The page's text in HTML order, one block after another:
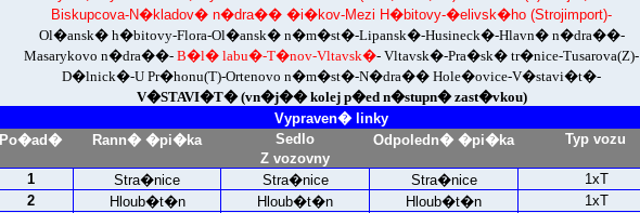
Biskupcova-N�kladov� n�dra�� �i�kov-Mezi H�bitovy-�elivsk�ho (Strojimport)-
Ol�ansk� h�bitovy-Flora-Ol�ansk� n�m�st�-Lipansk�-Husineck�-Hlavn� n�dra��-
Masarykovo n�dra��- B�l� labu�-T�nov-Vltavsk�- Vltavsk�-Pra�sk� tr�nice-Tusarova(Z)-
D�lnick�-U Pr�honu(T)-Ortenovo n�m�st�-N�dra�� Hole�ovice-V�stavi�t�-
V�STAVI�T� (vn�j�� kolej p�ed n�stupn� zast�vkou)
Vypraven� linky
Po�ad�
Rann� �pi�ka Sedlo Odpoledn� �pi�ka
Typ vozu
Z vozovny
1
Stra�nice Stra�nice Stra�nice
1xT
2
Hloub�t�n Hloub�t�n Hloub�t�n
1xT